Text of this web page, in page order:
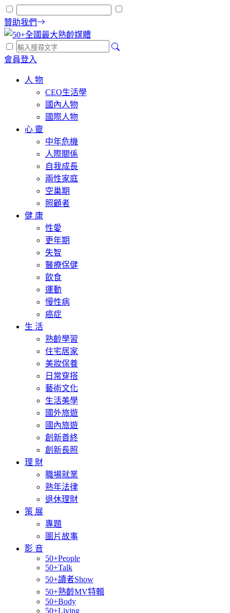
贊助我們
會員登入
人 物
CEO生活學
國內人物
國際人物
心 靈
中年危機
人際關係
自我成長
兩性家庭
空巢期
照顧者
健 康
性愛
更年期
失智
醫療保健
飲食
運動
慢性病
癌症
生 活
熟齡學習
住宅居家
美妝保養
日常穿搭
藝術文化
生活美學
國外旅遊
國內旅遊
創新善終
創新長照
理 財
職場就業
熟年法律
退休理財
策 展
專題
圖片故事
影 音
50+People
50+Talk
50+讀者Show
50+熟齡MV特輯
50+Body
50+Living